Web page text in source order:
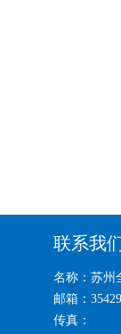
联系我
名称：苏州
邮箱：
传真：